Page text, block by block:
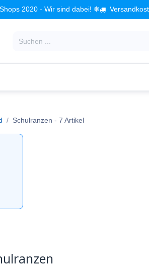
2020 - Wir sind dabei! ❋
Schulranzen - 7 Artikel